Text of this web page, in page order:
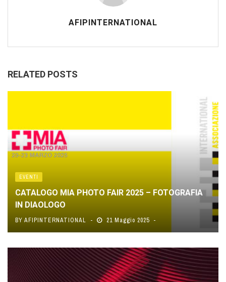
AFIPINTERNATIONAL
RELATED POSTS
EVENTI
CATALOGO MIA PHOTO FAIR 2025 – FOTOGRAFIA
IN DIAOLOGO
BY AFIPINTERNATIONAL 21 Maggio 2025